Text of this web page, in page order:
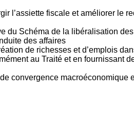
l’assiette fiscale et améliorer le
du Schéma de la libéralisation
des affaires
de richesses et d’emplois
au Traité et en fournissant
convergence macroéconomique